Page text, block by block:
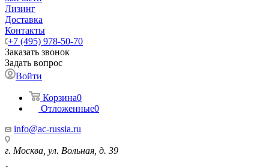
Лизинг
Доставка
Контакты
+7 (495) 978-50-70
Заказать звонок
Задать вопрос
Войти
Корзина0
Отложенные0
info@ac-russia.ru
г. Москва, ул. Вольная, д. 39